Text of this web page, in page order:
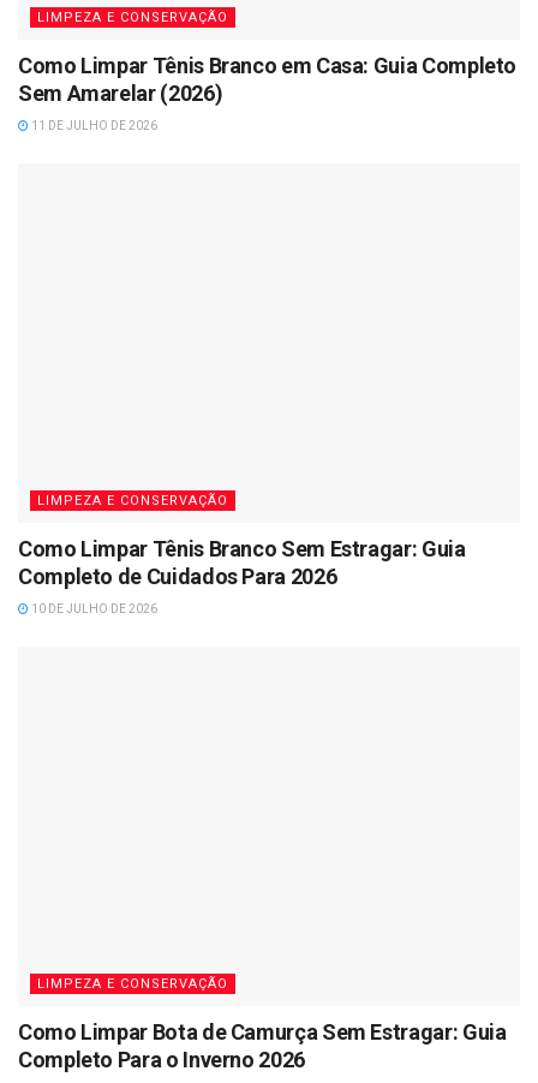
LIMPEZA E CONSERVAÇÃO
Como Limpar Tênis Branco em Casa: Guia Completo
Sem Amarelar (2026)
11 DE JULHO DE 2026
LIMPEZA E CONSERVAÇÃO
Como Limpar Tênis Branco Sem Estragar: Guia
Completo de Cuidados Para 2026
10 DE JULHO DE 2026
LIMPEZA E CONSERVAÇÃO
Como Limpar Bota de Camurça Sem Estragar: Guia
Completo Para o Inverno 2026